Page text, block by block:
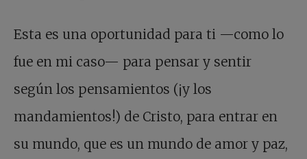
Esta es una oportunidad para ti —como lo
fue en mi caso— para pensar y sentir
según los pensamientos (¡y los
mandamientos!) de Cristo, para entrar en
su mundo, que es un mundo de amor y paz,